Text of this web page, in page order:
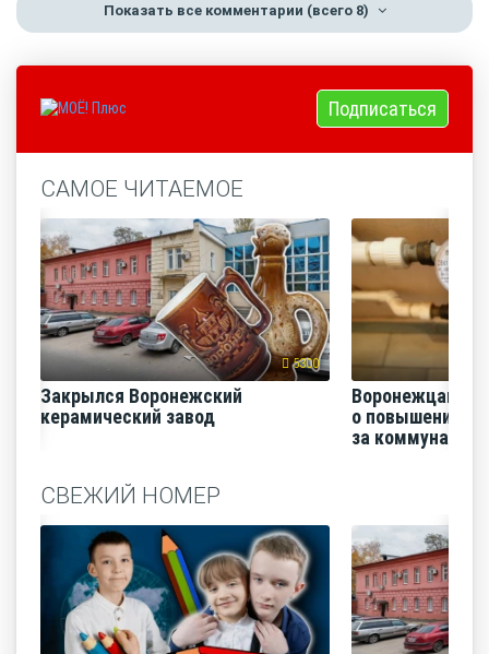
Показать все комментарии (всего 8)
Подписаться
САМОЕ ЧИТАЕМОЕ
5300
Закрылся Воронежский
керамический завод
Воронежцам
о повышении
за
СВЕЖИЙ НОМЕР